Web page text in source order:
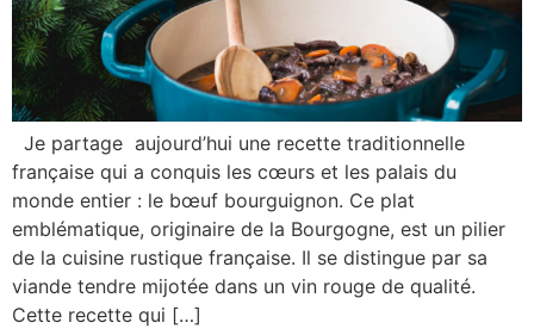
Je partage aujourd’hui une recette traditionnelle
française qui a conquis les cœurs et les palais du
monde entier : le bœuf bourguignon. Ce plat
emblématique, originaire de la Bourgogne, est un pilier
de la cuisine rustique française. Il se distingue par sa
viande tendre mijotée dans un vin rouge de qualité.
Cette recette qui […]